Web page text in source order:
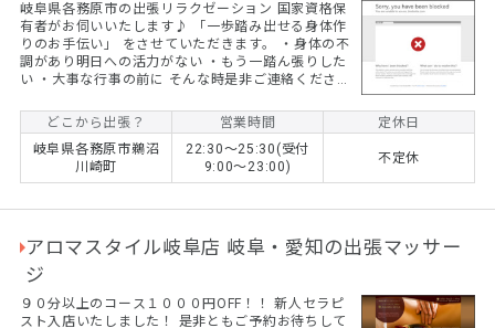
岐阜県各務原市の出張リラクゼーション 国家資格保
有者がお伺いいたします♪ 「一歩踏み出せる身体作
りのお手伝い」 をさせていただきます。 ・身体の不
調があり明日への活力がない ・もう一踏ん張りした
い ・大事な行事の前に そんな時是非ご連絡くださ
17,000円 指圧やオイルマッサージ（女性専用）す
べて同料金です。 ※各務原市外の方は1,000円頂戴
しております 遠方の方は別途出張費を請求させてい
ただく事もございます。 ご予約はLINEやショートメ
ッセージにてお願いいたします。
どこから出張？ 営業時間
定休日
岐阜県各務原市鵜沼
川崎町
22:30〜25:30(受付
9:00〜23:00)
不定休
アロマスタイル岐阜店 岐阜・愛知の出張マッサー
ジ
９０分以上のコース１０００円OFF！！ 新人セラピ
スト入店いたしました！ 是非ともご予約お待ちして